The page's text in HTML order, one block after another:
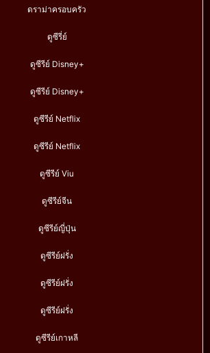
ดราม่าครอบครัว
ดูซีรี่ย์
ดูซีรีย์ Disney+
ดูซีรีย์ Disney+
ดูซีรีย์ Netflix
ดูซีรีย์ Netflix
ดูซีรีย์ Viu
ดูซีรีย์จีน
ดูซีรีย์ญี่ปุ่น
ดูซีรีย์ฝรั่ง
ดูซีรีย์ฝรั่ง
ดูซีรีย์ฝรั่ง
ดูซีรีย์เกาหลี